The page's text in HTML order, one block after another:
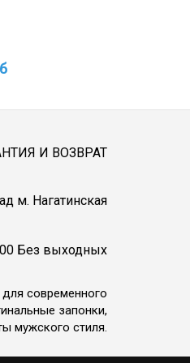
И ВОЗВРАТ
м. Нагатинская
Без выходных
современного
запонки,
мужского стиля.